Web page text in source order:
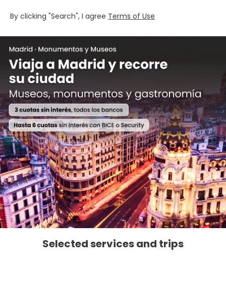
By clicking "Search", I agree Terms of Use
Selected services and trips